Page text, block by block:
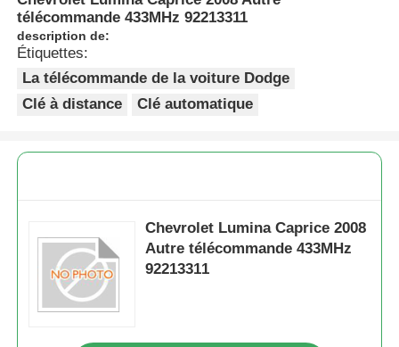
télécommande 433MHz 92213311
description de:
Étiquettes:
La télécommande de la voiture Dodge
Clé à distance
Clé automatique
Chevrolet Lumina Caprice 2008
Autre télécommande 433MHz
92213311